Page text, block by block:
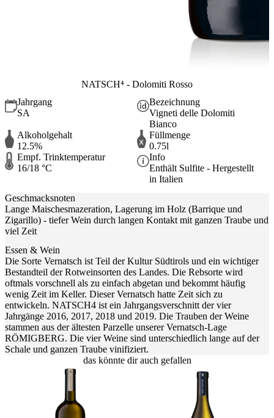
NATSCH⁴ - Dolomiti Rosso
Jahrgang
SA
Bezeichnung
Vigneti delle Dolomiti
Bianco
Alkoholgehalt
12.5%
Füllmenge
0.75l
Empf. Trinktemperatur
16/18 °C
Info
Enthält Sulfite - Hergestellt
in Italien
Geschmacksnoten
Lange Maischesmazeration, Lagerung im Holz (Barrique und
Zigarillo) - tiefer Wein durch langen Kontakt mit ganzen Traube und
viel Zeit
Essen & Wein
Die Sorte Vernatsch ist Teil der Kultur Südtirols und ein wichtiger
Bestandteil der Rotweinsorten des Landes. Die Rebsorte wird
oftmals vorschnell als zu einfach abgetan und bekommt häufig
wenig Zeit im Keller. Dieser Vernatsch hatte Zeit sich zu
entwickeln. NATSCH4 ist ein Jahrgangsverschnitt der vier
Jahrgänge 2016, 2017, 2018 und 2019. Die Trauben der Weine
stammen aus der ältesten Parzelle unserer Vernatsch-Lage
RÖMIGBERG. Die vier Weine sind unterschiedlich lange auf der
Schale und ganzen Traube vinifiziert.
das könnte dir auch gefallen